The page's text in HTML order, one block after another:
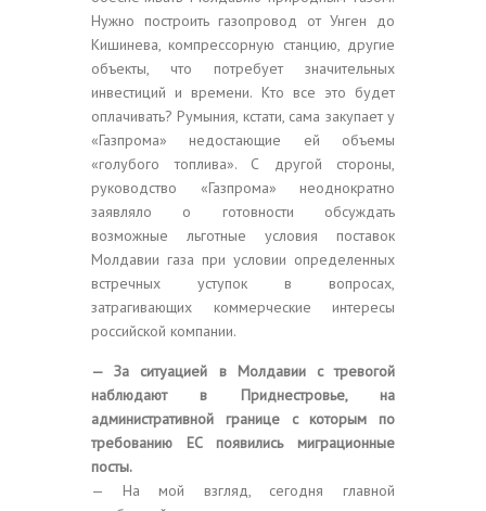
Нужно построить газопровод от Унген до
Кишинева, компрессорную станцию, другие
объекты, что потребует значительных
инвестиций и времени. Кто все это будет
оплачивать? Румыния, кстати, сама закупает у
«Газпрома» недостающие ей объемы
«голубого топлива». С другой стороны,
руководство «Газпрома» неоднократно
заявляло о готовности обсуждать
возможные льготные условия поставок
Молдавии газа при условии определенных
встречных уступок в вопросах,
затрагивающих коммерческие интересы
российской компании.
— За ситуацией в Молдавии с тревогой
наблюдают в Приднестровье, на
административной границе с которым по
требованию ЕС появились миграционные
посты.
— На мой взгляд, сегодня главной